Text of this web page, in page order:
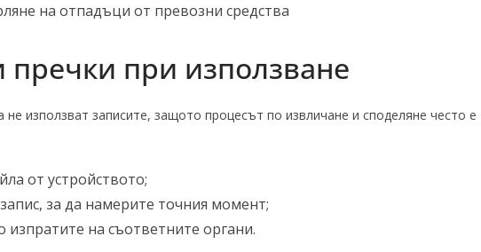
на отпадъци от превозни средства
пречки при използване
използват записите, защото процесът по извличане и споделяне често е
от устройството;
за да намерите точния момент;
изпратите на съответните органи.